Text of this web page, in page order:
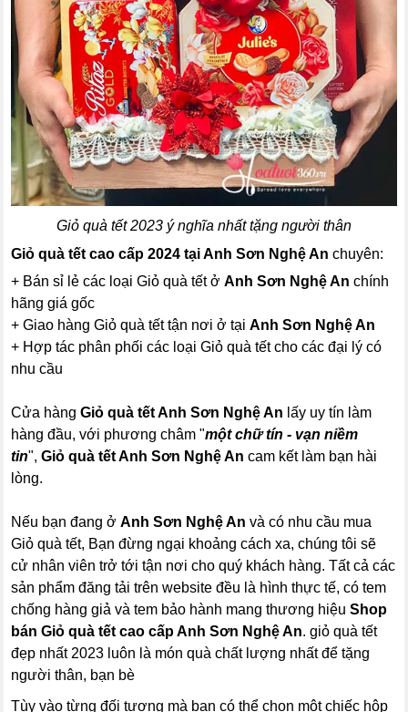
Giỏ quà tết 2023 ý nghĩa nhất tặng người thân
Giỏ quà tết cao cấp 2024 tại Anh Sơn Nghệ Anchuyên:
+ Bán sỉ lẻ các loại Giỏ quà tết ởAnh Sơn Nghệ An chính
hãng giá gốc
+ Giao hàng Giỏ quà tết tận nơi ở tạiAnh Sơn Nghệ An
+ Hợp tác phân phối các loại Giỏ quà tết cho các đại lý có
nhu cầu
Cửa hàngGiỏ quà tết Anh Sơn Nghệ An lấy uy tín làm
hàng đầu, với phương châm "một chữ tín - vạn niềm
tin",Giỏ quà tết Anh Sơn Nghệ An cam kết làm bạn hài
lòng.
Nếu bạn đang ởAnh Sơn Nghệ An và có nhu cầu mua
Giỏ quà tết, Bạn đừng ngại khoảng cách xa, chúng tôi sẽ
cử nhân viên trở tới tận nơi cho quý khách hàng. Tất cả các
sản phẩm đăng tải trên website đều là hình thực tế, có tem
chống hàng giả và tem bảo hành mang thương hiệuShop
bán Giỏ quà tết cao cấp Anh Sơn Nghệ An. giỏ quà tết
đẹp nhất 2023 luôn là món quà chất lượng nhất để tặng
người thân, bạn bè
Tùy vào từng đối tượng mà bạn có thể chọn một chiếc hộp